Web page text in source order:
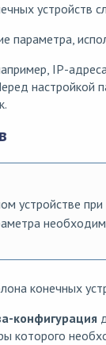
устройств
параметра,
IP-
настройкой
устройстве
конечных
-конфигурация
которого